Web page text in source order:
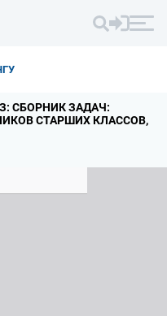
СБОРНИК ЗАДАЧ:
СТАРШИХ КЛАССОВ,